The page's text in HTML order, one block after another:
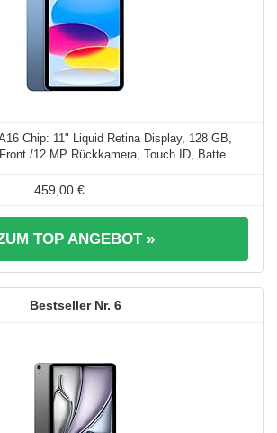
Chip: 11" Liquid Retina Display, 128 GB,
/12 MP Rückkamera, Touch ID, Batte ...
459,00 €
TOP ANGEBOT »
6